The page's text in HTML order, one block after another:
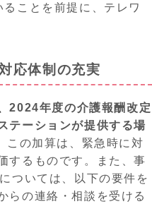
こと を前提に、テレワ
応体制の充実
2024年度の介護報酬改定
テーションが提供する場
この加算は、緊急時に対
するものです。
また、事
については
以下の要件を
らの連絡 ・相談 を受ける